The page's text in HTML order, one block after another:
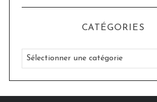
c
v
CATÉGORIES
C
a
t
é